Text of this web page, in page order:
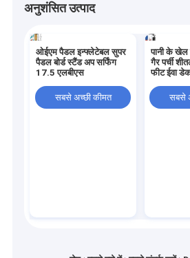
अनुशंसित उत्पाद
ओईएम पैडल इन्फ्लेटेबल सुपर
पैडल बोर्ड स्टैंड अप सर्फिंग
17.5 एलबीएस
सबसे अच्छी कीमत
पानी के खेल
गैर पर्ची
फीट ईवा
सबसे